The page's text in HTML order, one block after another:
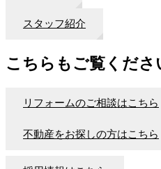
スタッフ紹介
こちらもご覧くださ
リフォームのご相談はこちら
不動産をお探しの方はこちら